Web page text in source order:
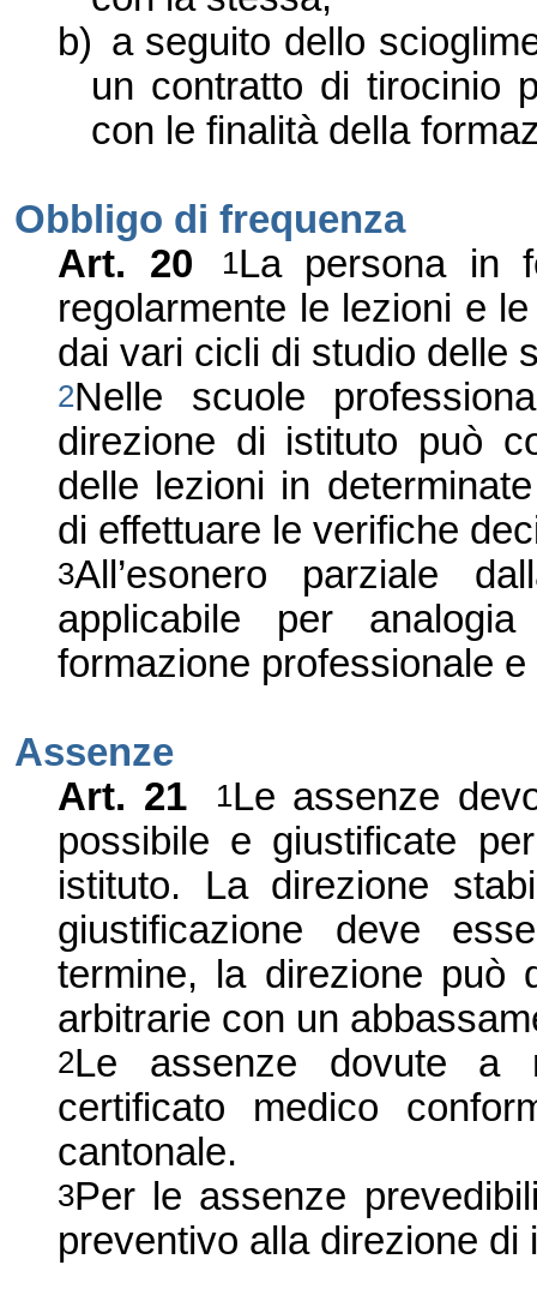
b) a seguito dello
un contratto di tirocinio
con le finalità della
Obbligo di frequenza
Art. 20
1La persona in
regolarmente le lezioni e
dai vari cicli di studio delle
2Nelle scuole
direzione di istituto può
delle lezioni in
di effettuare le verifiche
3All’esonero parziale
applicabile per
formazione professionale
Assenze
Art. 21
1Le assenze
possibile e giustificate
istituto. La direzione
giustificazione deve
termine, la direzione può
arbitrarie con un
2Le assenze dovute a
certificato medico
cantonale.
3Per le assenze
preventivo alla direzione di